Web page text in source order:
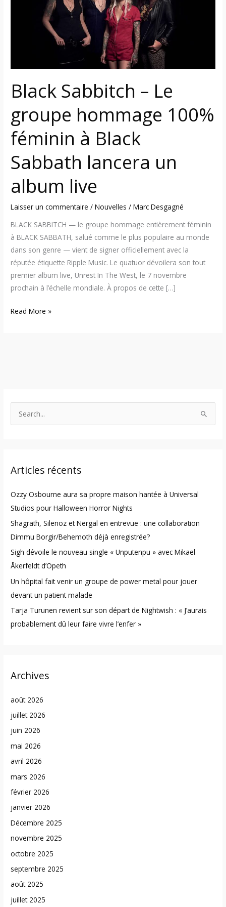
Black Sabbitch – Le
groupe hommage 100%
féminin à Black
Sabbath lancera un
album live
Laisser un commentaire /Nouvelles /Marc Desgagné
BLACK SABBITCH — le groupe hommage entièrement féminin
à BLACK SABBATH, salué comme le plus populaire au monde
dans son genre — vient de signer officiellement avec la
réputée étiquette Ripple Music. Le quatuor dévoilera son tout
premier album live, Unrest In The West, le 7 novembre
prochain à l’échelle mondiale. À propos de cette […]
à
Sabbath
un
album
live
Read More »
c
f
o
r
:
Articles récents
Ozzy Osbourne aura sa propre maison hantée à Universal
Studios pour Halloween Horror Nights
Shagrath, Silenoz et Nergal en entrevue : une collaboration
Dimmu Borgir/Behemoth déjà enregistrée?
Sigh dévoile le nouveau single « Unputenpu » avec Mikael
Åkerfeldt d’Opeth
Un hôpital fait venir un groupe de power metal pour jouer
devant un patient malade
Tarja Turunen revient sur son départ de Nightwish : « J’aurais
probablement dû leur faire vivre l’enfer »
Archives
août 2026
juillet 2026
juin 2026
mai 2026
avril 2026
mars 2026
février 2026
janvier 2026
Décembre 2025
novembre 2025
octobre 2025
septembre 2025
août 2025
juillet 2025